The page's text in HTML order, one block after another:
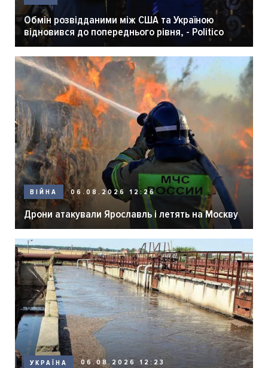
Обмін розвідданими між США та Україною
відновився до попереднього рівня, - Politico
ВІЙНА 06.08.2026 12:26
Дрони атакували Ярославль і летять на Москву
УКРАЇНА 06.08.2026 12:23